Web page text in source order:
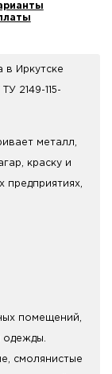
в Иркутске
2149-115-
металл,
краску и
помещений,
одежды.
смолянистые